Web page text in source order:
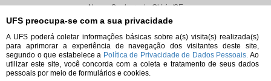
UFS preocupa-se com a sua privacidade
A UFS poderá coletar informações básicas sobre a(s) visita(s) realizada(s)
para aprimorar a experiência de navegação dos visitantes deste site,
segundo o que estabelece a Política de Privacidade de Dados Pessoais. Ao
utilizar este site, você concorda com a coleta e tratamento de seus dados
pessoais por meio de formulários e cookies.
Nossa Senhora da Glória/SE
CEP 49680-000
Localização